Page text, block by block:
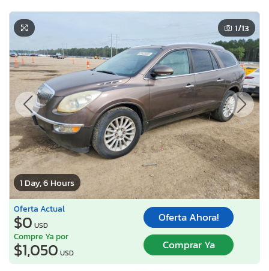
1 Day, 6 Hours
1/13
Oferta Actual
$0 USD
Oferta Ahora!
Compre Ya por
$1,050 USD
Comprar Ya